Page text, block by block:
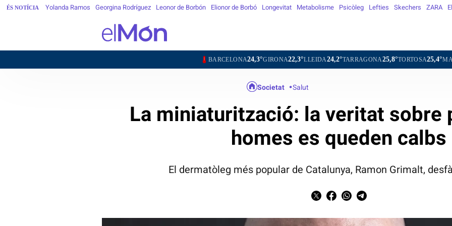
ÉS NOTÍCIA Yolanda Ramos Georgina Rodríguez Leonor de Borbón Elionor de Borbó Longevitat Metabolisme Psicòleg Lefties Skechers ZARA
BARCELONA24,3°GIRONA22,3°LLEIDA24,2°TARRAGONA25,8°TORTOSA25,4°MATARÓ24,1°
Societat Salut
La miniaturització: la veritat sobre
homes es queden calbs
El dermatòleg més popular de Catalunya, Ramon Grimalt,